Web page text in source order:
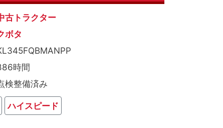
古トラクター
ボタ
時間
検整備済み
ハイスピード